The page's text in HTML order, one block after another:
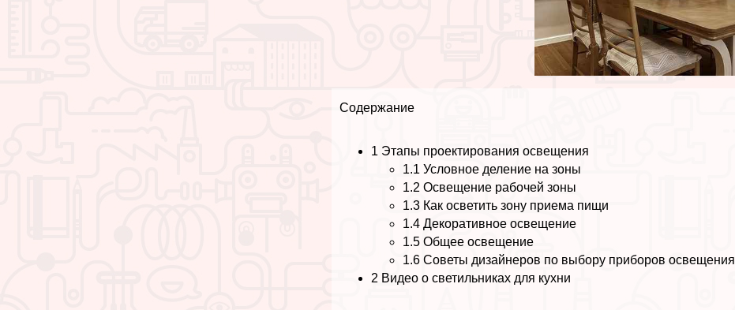
Содержание
1 Этапы проектирования освещения
1.1 Условное деление на зоны
1.2 Освещение рабочей зоны
1.3 Как осветить зону приема пищи
1.4 Декоративное освещение
1.5 Общее освещение
1.6 Советы дизайнеров по выбору приборов освещения
2 Видео о светильниках для кухни